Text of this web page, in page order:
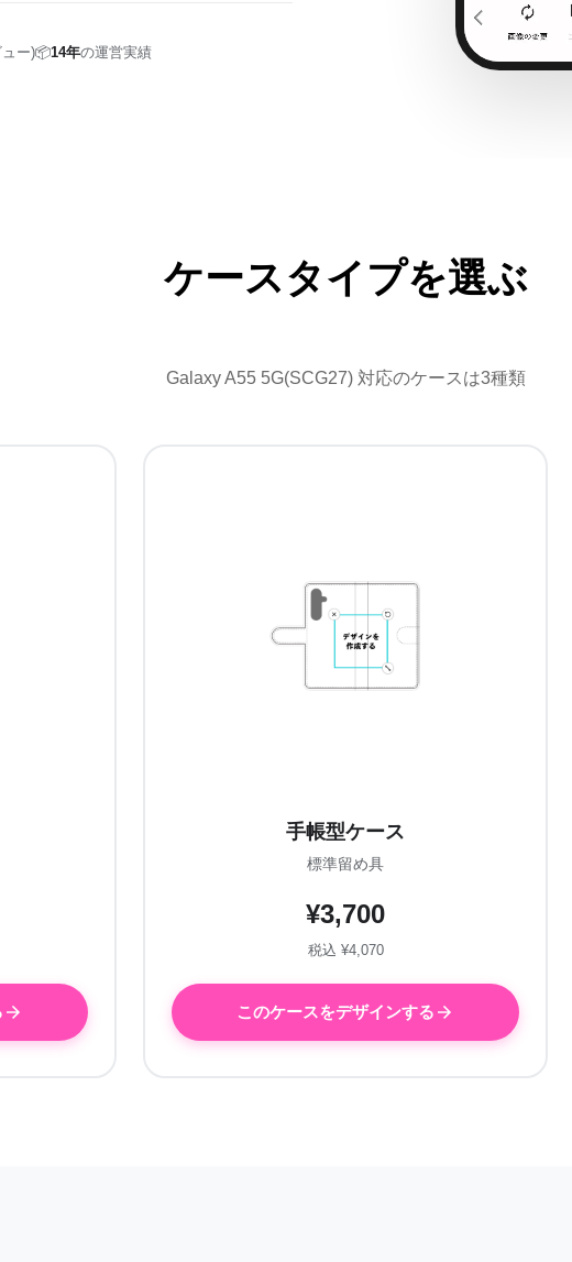
ー)📦14年の運営実績
ケースタイプを選ぶ
Galaxy A55 5G(SCG27) 対応のケースは3種類
手帳型ケース
標準留め具
¥3,700
税込 ¥4,070
このケースをデザインする